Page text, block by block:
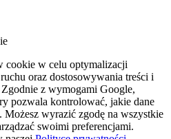
cookie w celu optymalizacji
oraz dostosowywania treści i
z wymogami Google,
pozwala kontrolować, jakie dane
Możesz wyrazić zgodę na wszystkie
swoimi preferencjami.